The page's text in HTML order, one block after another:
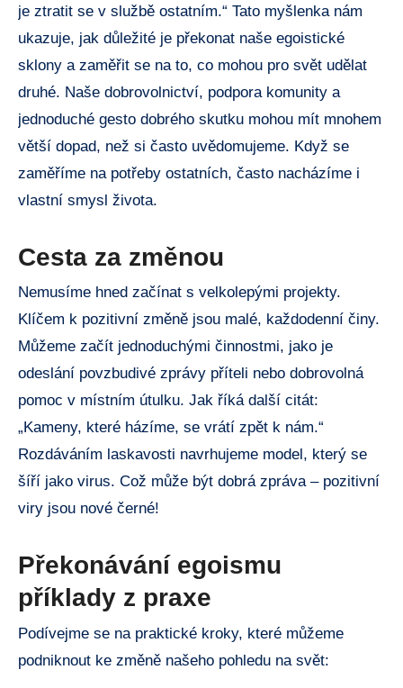
je ztratit se v službě ostatním.“ Tato myšlenka nám
ukazuje, jak důležité je překonat naše egoistické
sklony a zaměřit se na to, co mohou pro svět udělat
druhé. Naše dobrovolnictví, podpora komunity a
jednoduché gesto dobrého skutku mohou mít mnohem
větší dopad, než si často uvědomujeme. Když se
zaměříme na potřeby ostatních, často nacházíme i
vlastní smysl života.
Cesta za změnou
Nemusíme hned začínat s velkolepými projekty.
Klíčem k pozitivní změně jsou malé, každodenní činy.
Můžeme začít jednoduchými činnostmi, jako je
odeslání povzbudivé zprávy příteli nebo dobrovolná
pomoc v místním útulku. Jak říká další citát:
„Kameny, které házíme, se vrátí zpět k nám.“
Rozdáváním laskavosti navrhujeme model, který se
šíří jako virus. Což může být dobrá zpráva – pozitivní
viry jsou nové černé!
Překonávání egoismu
příklady z praxe
Podívejme se na praktické kroky, které můžeme
podniknout ke změně našeho pohledu na svět: